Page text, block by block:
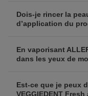
Dois-je rincer la
d’application du
En vaporisant
dans les yeux de
Est-ce que je peux
VEGGIEDENT